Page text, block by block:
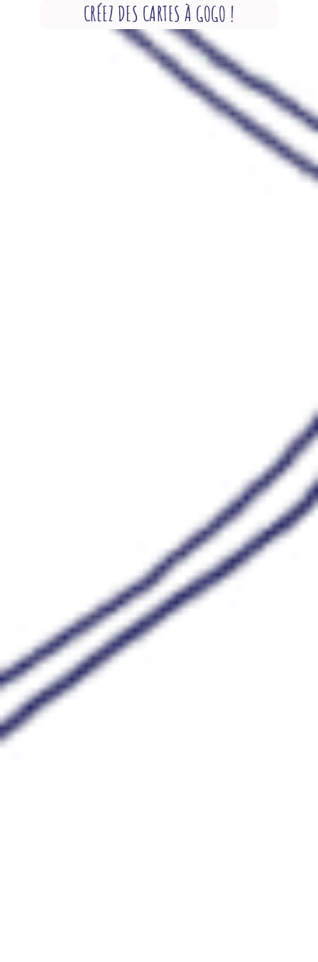
CRÉEZ DES CARTES À GOGO !